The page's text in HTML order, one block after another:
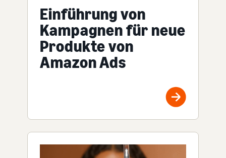
Einführung von
Kampagnen für neue
Produkte von
Amazon Ads